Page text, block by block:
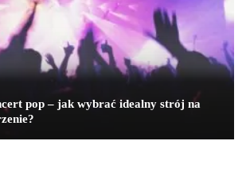
pop – jak wybrać idealny strój na